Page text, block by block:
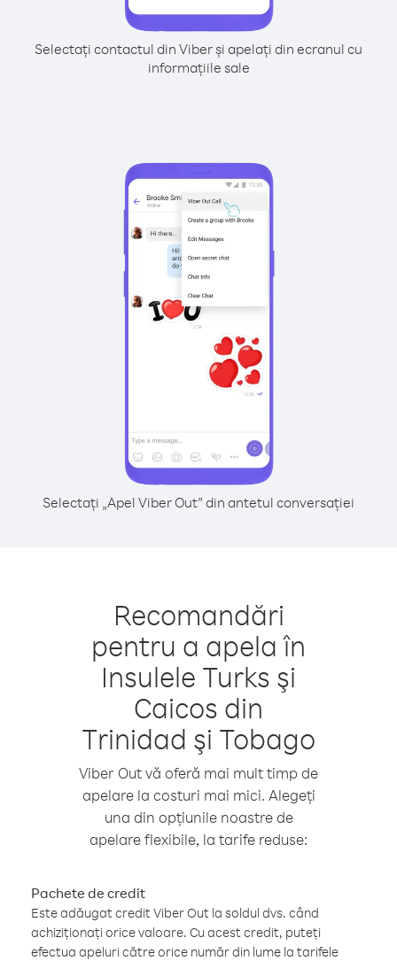
Selectați contactul din Viber și apelați din ecranul cu
informațiile sale
Selectați „Apel Viber Out” din antetul conversației
Recomandări
pentru a apela în
Insulele Turks şi
Caicos din
Trinidad şi Tobago
Viber Out vă oferă mai mult timp de
apelare la costuri mai mici. Alegeți
una din opțiunile noastre de
apelare flexibile, la tarife reduse:
Pachete de credit
Este adăugat credit Viber Out la soldul dvs. când
achiziționați orice valoare. Cu acest credit, puteți
efectua apeluri către orice număr din lume la tarifele